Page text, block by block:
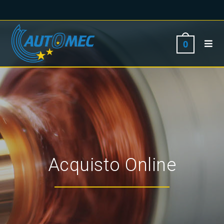
0
Acquisto Online